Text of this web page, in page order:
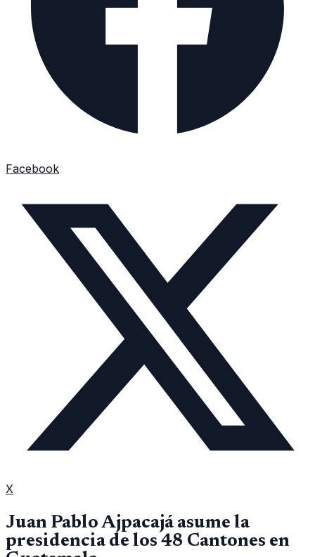
Facebook
X
Juan Pablo Ajpacajá asume la
presidencia de los 48 Cantones en